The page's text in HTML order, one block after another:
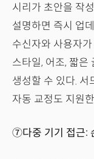
시리가 초안을 작
설명하면 즉시 업
수신자와 사용자
스타일, 어조, 짧은
생성할 수 있다. 서
자동 교정도 지원
⑦다중 기기 접근: